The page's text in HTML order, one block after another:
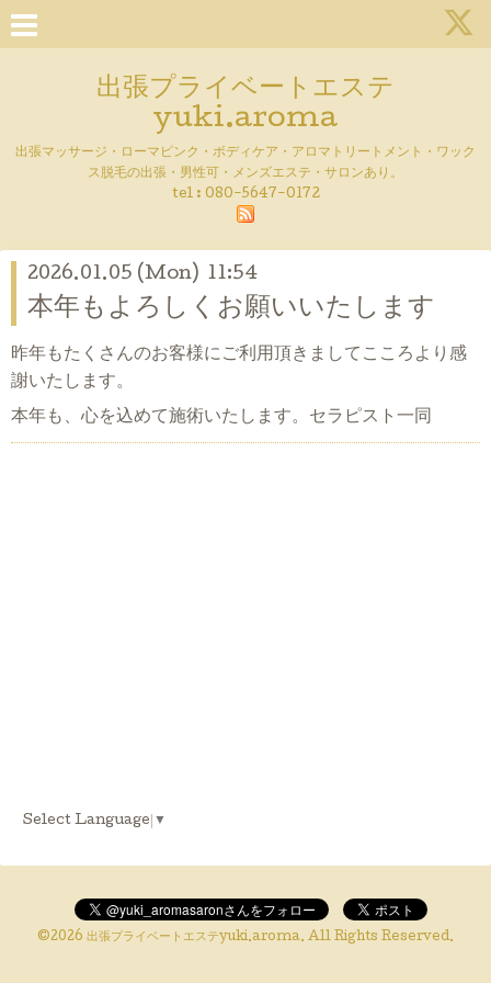
出張プライベートエステ
yuki.aroma
出張マッサージ・ローマピンク・ボディケア・アロマトリートメント・ワック
ス脱毛の出張・男性可・メンズエステ・サロンあり。
tel : 080-5647-0172
2026.01.05 (Mon) 11:54
本年もよろしくお願いいたします
昨年もたくさんのお客様にご利用頂きましてこころより感
謝いたします。
本年も、心を込めて施術いたします。セラピスト一同
Select Language ▼
©2026 出張プライベートエステyuki.aroma. All Rights Reserved.